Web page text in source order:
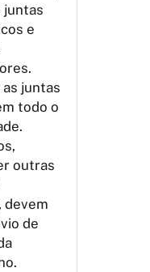
juntas
e
juntas
todo o
outras
devem
de